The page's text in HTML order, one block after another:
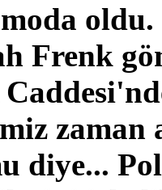
Frenk
zaman
diye...